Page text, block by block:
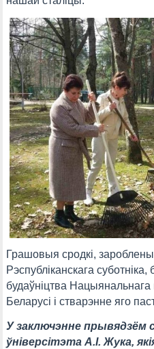
Грашовыя сродкі,
Рэспубліканскага
будаўніцтва Нацыянальнага
Беларусі і стварэнне яго
У заключэнне прывядзём
ўніверсітэта А.І. Жука,